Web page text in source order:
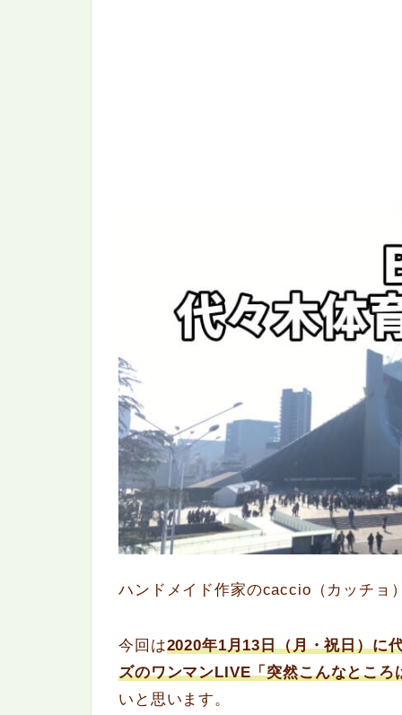
ハンドメイド作家のcaccio（カッチョ
今回は2020年1月13日（月・祝日）に
ズのワンマンLIVE「突然こんなとこ
いと思います。